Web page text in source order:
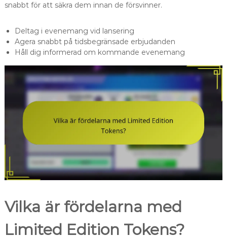
snabbt för att säkra dem innan de försvinner.
Deltag i evenemang vid lansering
Agera snabbt på tidsbegränsade erbjudanden
Håll dig informerad om kommande evenemang
Vilka är fördelarna med
Limited Edition Tokens?